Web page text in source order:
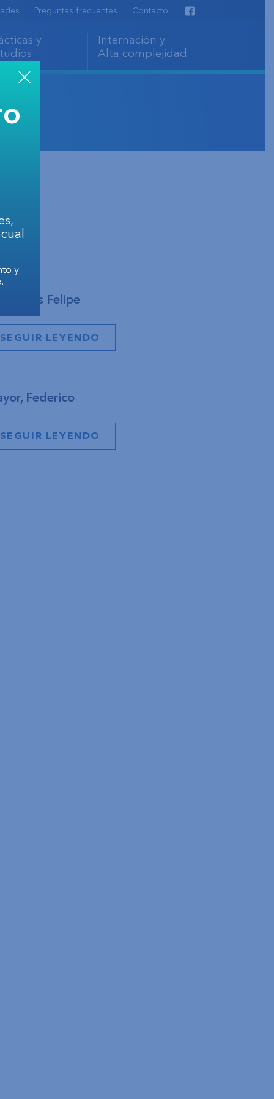
Preguntas frecuentes Contacto
y
Internación y
Alta complejidad
Luis Felipe
SEGUIR LEYENDO
Federico
SEGUIR LEYENDO
y